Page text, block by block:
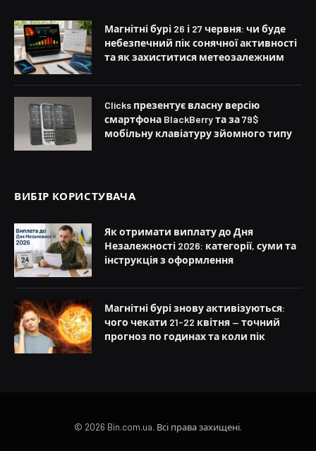
Магнітні бурі 26 і 27 червня: чи буде
небезпечний пік сонячної активності
та як захиститися метеозалежним
Clicks презентує власну версію
смартфона BlackBerry та за 79$
мобільну клавіатуру зйомного типу
ВИБІР КОРИСТУВАЧА
Як отримати виплату до Дня
Незалежності 2026: категорії, суми та
інструкція з оформлення
Магнітні бурі знову активізуються:
чого чекати 21-22 квітня — точний
прогноз по годинах та коли пік
© 2026 Bin.com.ua. Всі права захищені.